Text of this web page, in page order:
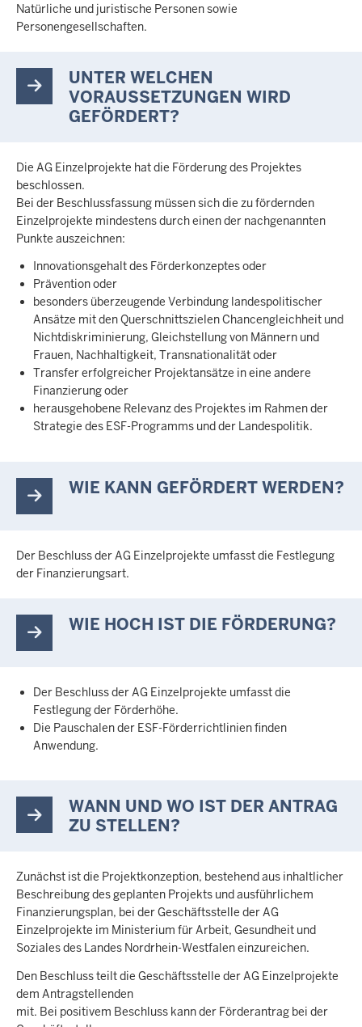
Natürliche und juristische Personen sowie
Personengesellschaften.
UNTER WELCHEN
VORAUSSETZUNGEN WIRD
GEFÖRDERT?
Die AG Einzelprojekte hat die Förderung des Projektes
beschlossen.
Bei der Beschlussfassung müssen sich die zu fördernden
Einzelprojekte mindestens durch einen der nachgenannten
Punkte auszeichnen:
Innovationsgehalt des Förderkonzeptes oder
Prävention oder
besonders überzeugende Verbindung landespolitischer
Ansätze mit den Querschnittszielen Chancengleichheit und
Nichtdiskriminierung, Gleichstellung von Männern und
Frauen, Nachhaltigkeit, Transnationalität oder
Transfer erfolgreicher Projektansätze in eine andere
Finanzierung oder
herausgehobene Relevanz des Projektes im Rahmen der
Strategie des ESF-Programms und der Landespolitik.
WIE KANN GEFÖRDERT WERDEN?
Der Beschluss der AG Einzelprojekte umfasst die Festlegung
der Finanzierungsart.
WIE HOCH IST DIE FÖRDERUNG?
Der Beschluss der AG Einzelprojekte umfasst die
Festlegung der Förderhöhe.
Die Pauschalen der ESF-Förderrichtlinien finden
Anwendung.
WANN UND WO IST DER ANTRAG
ZU STELLEN?
Zunächst ist die Projektkonzeption, bestehend aus inhaltlicher
Beschreibung des geplanten Projekts und ausführlichem
Finanzierungsplan, bei der Geschäftsstelle der AG
Einzelprojekte im Ministerium für Arbeit, Gesundheit und
Soziales des Landes Nordrhein-Westfalen einzureichen.
Den Beschluss teilt die Geschäftsstelle der AG Einzelprojekte
dem Antragstellenden
mit. Bei positivem Beschluss kann der Förderantrag bei der